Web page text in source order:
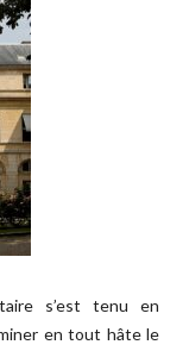
s’est tenu en
en tout hâte le